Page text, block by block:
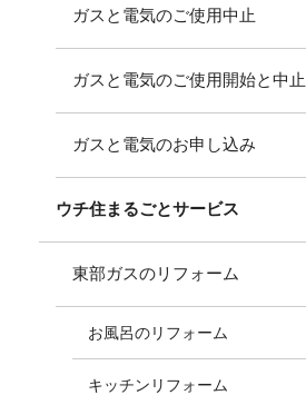
ガスと電気のご使用中止
ガスと電気のご使用開始と中止
ガスと電気のお申し込み
ウチ住まるごとサービス
東部ガスのリフォーム
お風呂のリフォーム
キッチンリフォーム